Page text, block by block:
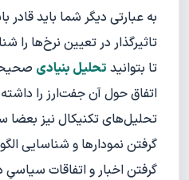
به عبارتی دیگر شما باید
تاثیرگذار در تعیین نرخ‌ها را
تا بتوانید تحلیل بنیادی
اتفاق حول آن جفت‌ارز را
تحلیل‌های تکنیکال نیز بعضا
گرفتن نمودارها و شناسایی
گرفتن اخبار و اتفاقات سیاسیِ